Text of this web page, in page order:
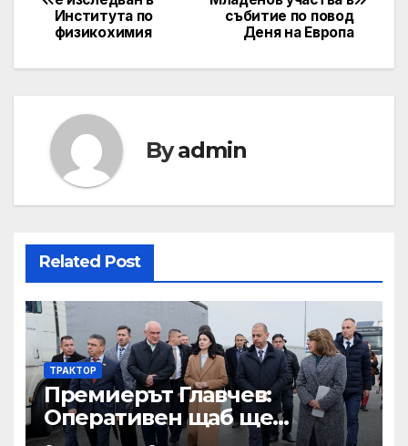
navigation
събитие по повод
Деня на Европа
Института по
физикохимия
Byadmin
Related Post
ТРАКТОР
Премиерът Главчев:
Оперативен щаб ще
реорганизира структурите